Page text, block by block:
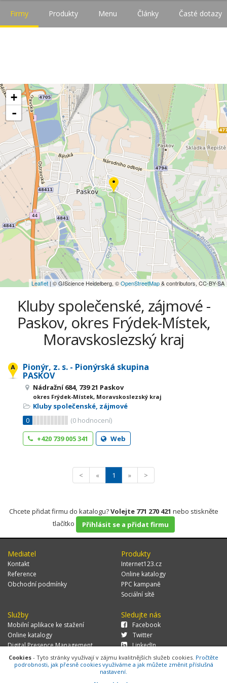
Firmy Produkty Menu Články Časté dotazy
+
-
Leaflet | © GIScience Heidelberg, ©OpenStreetMap& contributors, CC-BY-SA
Kluby společenské, zájmové -
Paskov, okres Frýdek-Místek,
Moravskoslezský kraj
Pionýr, z. s. - Pionýrská skupina
PASKOV
Nádražní 684, 739 21 Paskov
okres Frýdek-Místek, Moravskoslezský kraj
Kluby společenské, zájmové
0
(0 hodnocení)
+420 739 005 341
Web
< « 1 » >
Chcete přidat firmu do katalogu?Volejte 771 270 421 nebo stiskněte
tlačítko
Přihlásit se a přidat firmu
Mediatel
Kontakt
Reference
Obchodní podmínky
Produkty
Internet123.cz
Online katalogy
PPC kampaně
Sociální sítě
Služby
Mobilní aplikace ke stažení
Online katalogy
Digital Presence Management
Více zákazníků
Sledujte nás
Facebook
Twitter
LinkedIn
Cookies - Tyto stránky využívají v zájmu kvalitnějších služeb cookies. Pročtěte
podrobnosti, jak přesně cookies využíváme a jak můžete změnit příslušná
nastavení.